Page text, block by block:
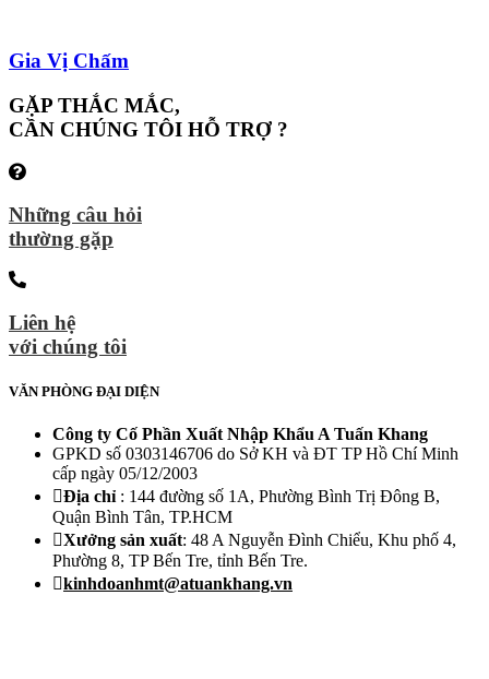
Gia Vị Chấm
GẶP THẮC MẮC,
CẦN CHÚNG TÔI HỖ TRỢ ?
Những câu hỏi
thường gặp
Liên hệ
với chúng tôi
VĂN PHÒNG ĐẠI DIỆN
Công ty Cố Phần Xuất Nhập Khẩu A Tuấn Khang
GPKD số 0303146706 do Sở KH và ĐT TP Hồ Chí Minh
cấp ngày 05/12/2003
Địa chỉ : 144 đường số 1A, Phường Bình Trị Đông B,
Quận Bình Tân, TP.HCM
Xưởng sản xuất: 48 A Nguyễn Đình Chiểu, Khu phố 4,
Phường 8, TP Bến Tre, tỉnh Bến Tre.
kinhdoanhmt@atuankhang.vn